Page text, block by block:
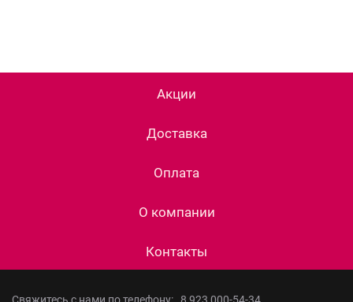
Акции
Доставка
Оплата
О компании
Контакты